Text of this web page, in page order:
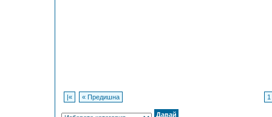
|« « Предишна 1